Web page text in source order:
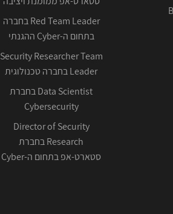
Red Team Leader בחברה
בתחום ה-Cyber ההגנתי
Security Researcher Team
Leader בחברה טכנולוגית
Data Scientist בחברת
Cybersecurity
Director of Security
Research בחברת
סטארט-אפ בתחום ה-Cyber